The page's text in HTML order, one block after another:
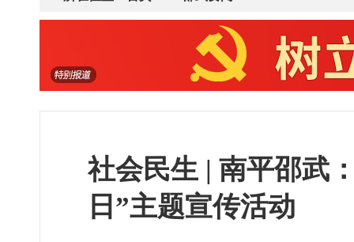
社会民生 | 南平邵武
日”主题宣传活动